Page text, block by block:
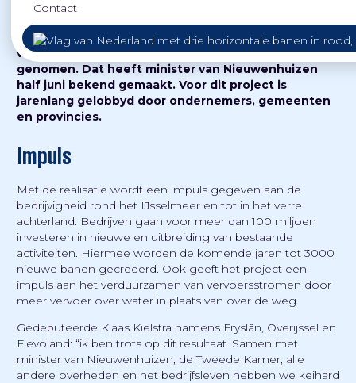
Contact
Het besluit om de sluis Kornwerderzand te
verbreden en de bruggen te vernieuwen is
genomen. Dat heeft minister van Nieuwenhuizen
half juni bekend gemaakt. Voor dit project is
jarenlang gelobbyd door ondernemers, gemeenten
en provincies.
Impuls
Met de realisatie wordt een impuls gegeven aan de
bedrijvigheid rond het IJsselmeer en tot in het verre
achterland. Bedrijven gaan voor meer dan 100 miljoen
investeren in nieuwe en uitbreiding van bestaande
activiteiten. Hiermee worden de komende jaren tot 3000
nieuwe banen gecreëerd. Ook geeft het project een
impuls aan het verduurzamen van vervoersstromen door
meer vervoer over water in plaats van over de weg.
Gedeputeerde Klaas Kielstra namens Fryslân, Overijssel en
Flevoland: “ik ben trots op dit resultaat. Samen met
minister van Nieuwenhuizen, de Tweede Kamer, alle
andere overheden en het bedrijfsleven hebben we keihard